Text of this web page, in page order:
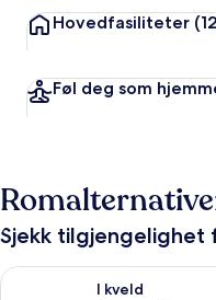
Hovedfasiliteter
Føl deg som
Sjekk tilgjengelighet
I kveld
Sjekk tilgjengelighet for i